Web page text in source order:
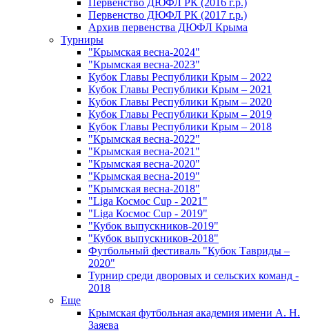
Первенство ДЮФЛ РК (2016 г.р.)
Первенство ДЮФЛ РК (2017 г.р.)
Архив первенства ДЮФЛ Крыма
Турниры
"Крымская весна-2024"
"Крымская весна-2023"
Кубок Главы Республики Крым – 2022
Кубок Главы Республики Крым – 2021
Кубок Главы Республики Крым – 2020
Кубок Главы Республики Крым – 2019
Кубок Главы Республики Крым – 2018
"Крымская весна-2022"
"Крымская весна-2021"
"Крымская весна-2020"
"Крымская весна-2019"
"Крымская весна-2018"
"Liga Космос Cup - 2021"
"Liga Космос Cup - 2019"
"Кубок выпускников-2019"
"Кубок выпускников-2018"
Футбольный фестиваль "Кубок Тавриды –
2020"
Турнир среди дворовых и сельских команд -
2018
Еще
Крымская футбольная академия имени А. Н.
Заяева